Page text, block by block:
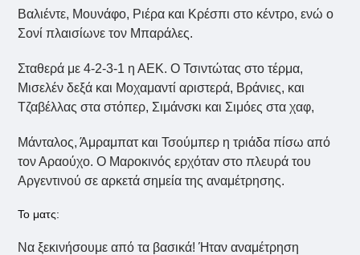
Βαλιέντε, Μουνάφο, Ριέρα και Κρέσπι στο κέντρο, ενώ ο
Σονί πλαισίωνε τον Μπαράλες.
Σταθερά με 4-2-3-1 η ΑΕΚ. Ο Τσιντώτας στο τέρμα,
Μισελέν δεξά και Μοχαμαντί αριστερά, Βράνιες, και
Τζαβέλλας στα στόπερ, Σιμάνσκι και Σιμόες στα χαφ,
Μάνταλος, Άμραμπατ και Τσούμπερ η τριάδα πίσω από
τον Αραούχο. Ο Μαροκινός ερχόταν στο πλευρά του
Αργεντινού σε αρκετά σημεία της αναμέτρησης.
Το ματς:
Να ξεκινήσουμε από τα βασικά! Ήταν αναμέτρηση